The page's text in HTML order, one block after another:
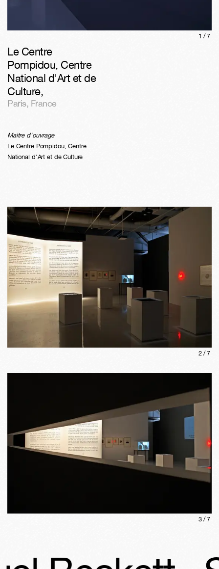
1/7
Le Centre
Pompidou, Centre
National d'Art et de
Culture,
Paris, France
Maitre d'ouvrage
Le Centre Pompidou, Centre
National d'Art et de Culture
2 /7
3 /7